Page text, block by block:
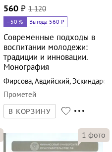
560 ₽ 1 120
–50 % Выгода 560 ₽
Современные подходы в
воспитании молодежи:
традиции и инновации.
Монография
Фирсова,Авдийский,Эскиндаров
Прометей
В КОРЗИНУ
1 фото